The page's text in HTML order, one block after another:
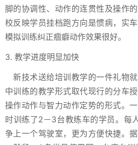
脚的协调性、动作的连贯性及操作
校反映学员挂档跑方向是惯病，实
模拟训练纠正痼癖动作效果很好。
3. 教学进度明显加快
新技术送给培训教学的一件礼物
中训练的教学形式取代现行的分车
操作动作与智力动作定势的形式。
时训练了2－3台教练车的学员。每
争上一个驾驶室，更为方便快捷。